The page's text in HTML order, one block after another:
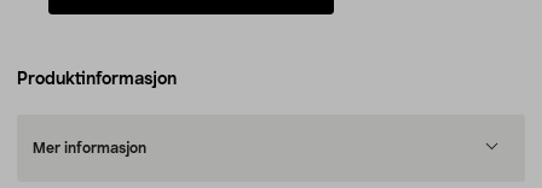
Produktinformasjon
Mer informasjon